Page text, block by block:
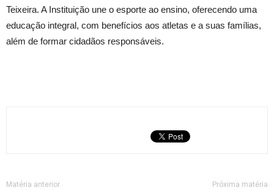
Teixeira. A Instituição une o esporte ao ensino, oferecendo uma
educação integral, com benefícios aos atletas e a suas famílias,
além de formar cidadãos responsáveis.
Matéria anterior Próxima matéria